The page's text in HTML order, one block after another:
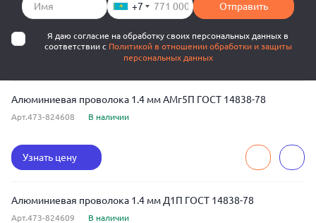
+7 Отправить
Я даю согласие на обработку своих персональных данных в
соответствии с Политикой в отношении обработки и защиты
персональных данных
Алюминиевая проволока 1.4 мм АМг5П ГОСТ 14838-78
Арт.473-824608 В наличии
Узнать цену
Алюминиевая проволока 1.4 мм Д1П ГОСТ 14838-78
Арт.473-824609 В наличии